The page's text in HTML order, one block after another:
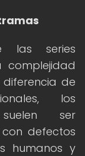
las series
complejidad
de
los
ser
con defectos
humanos y